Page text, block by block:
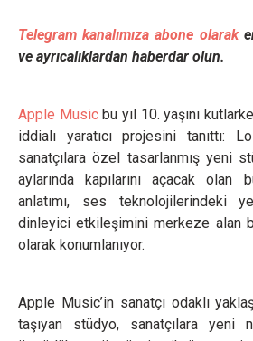
Telegram kanalımıza abone olarak
ve ayrıcalıklardan haberdar olun.
Apple Musicbu yıl 10. yaşını
iddialı yaratıcı projesini tanıttı:
sanatçılara özel tasarlanmış yeni
aylarında kapılarını açacak
anlatımı, ses teknolojilerindeki
dinleyici etkileşimini merkeze alan
olarak konumlanıyor.
Apple Music’in sanatçı odaklı
taşıyan stüdyo, sanatçılara yeni